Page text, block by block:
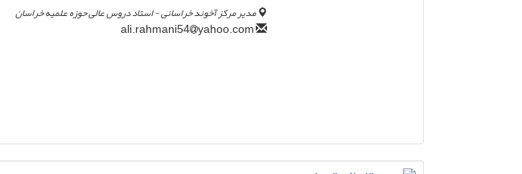
مدیر مرکز آخوند خراسانی - استاد دروس عالی حوزه علمیه خراسان
yahoo.com